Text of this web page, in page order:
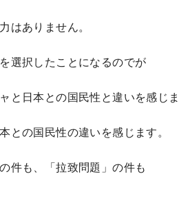
はありません。
選択したことになるのでが
と日本との国民性と違いを感じま
との国民性の違いを感じます。
件も、「拉致問題」の件も